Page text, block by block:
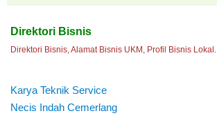
Direktori Bisnis
Direktori Bisnis, Alamat Bisnis UKM, Profil Bisnis Lokal.
Karya Teknik Service
Necis Indah Cemerlang